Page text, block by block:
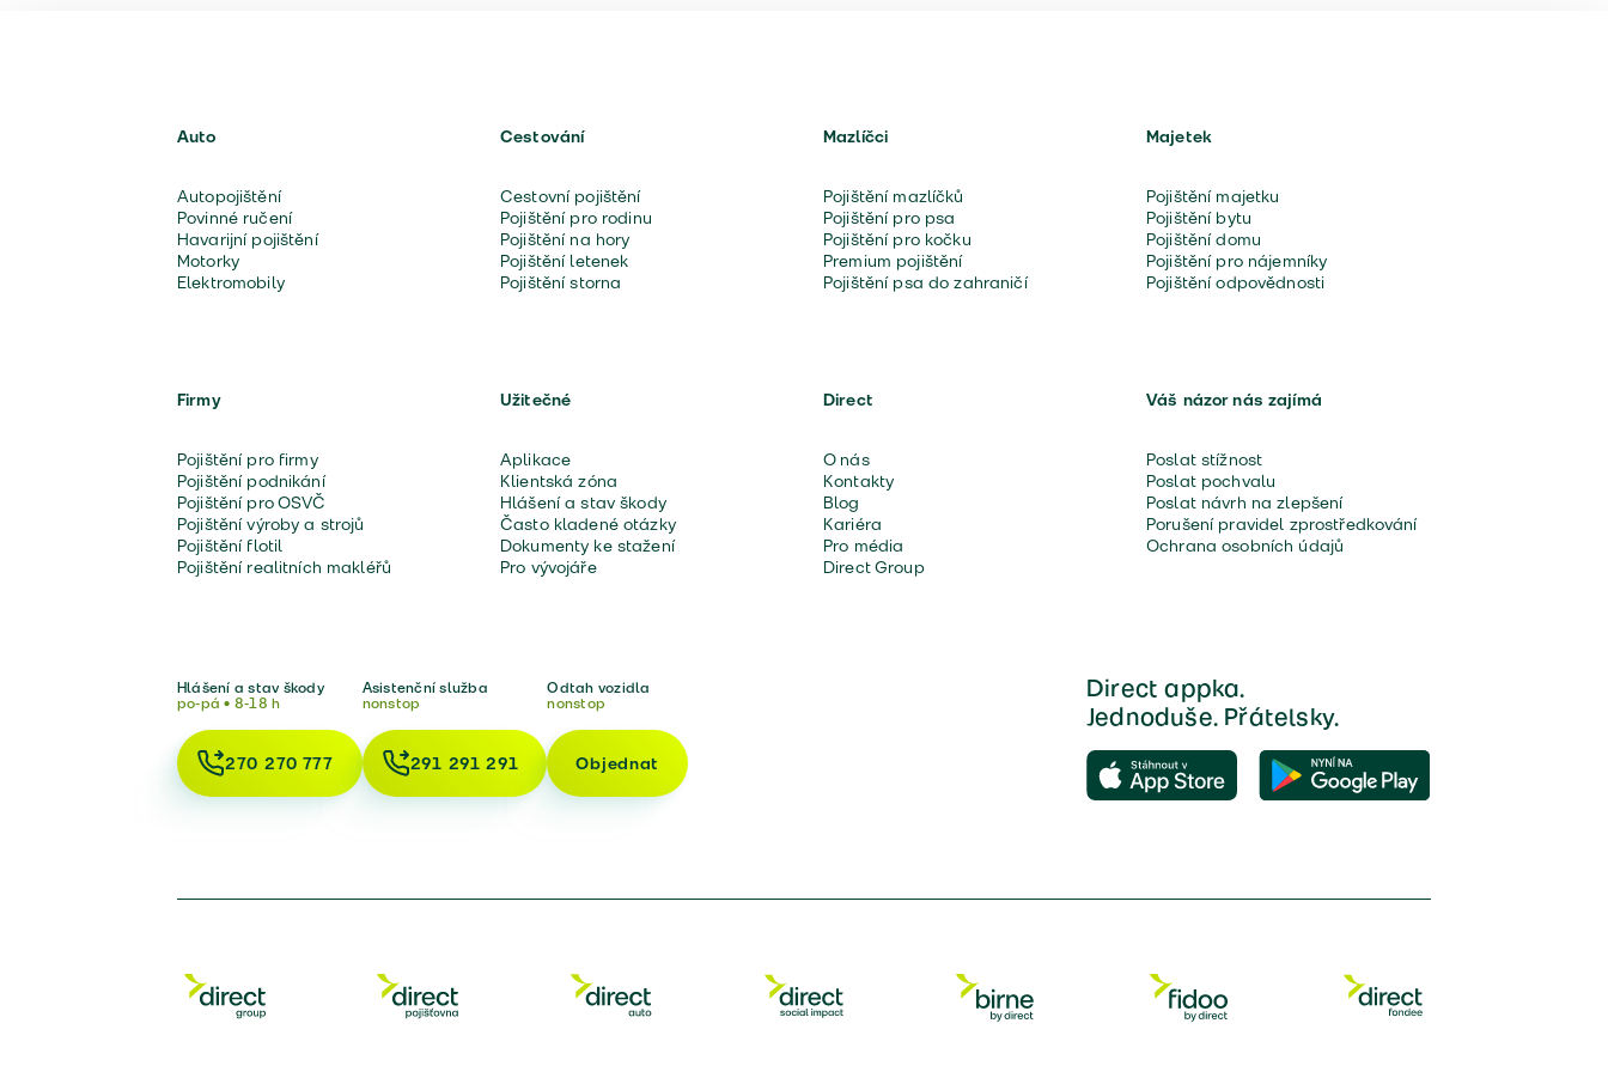
Auto
Autopojištění
Povinné ručení
Havarijní pojištění
Motorky
Elektromobily
Cestování
Cestovní pojištění
Pojištění pro rodinu
Pojištění na hory
Pojištění letenek
Pojištění storna
Mazlíčci
Pojištění mazlíčků
Pojištění pro psa
Pojištění pro kočku
Premium pojištění
Pojištění psa do zahraničí
Majetek
Pojištění majetku
Pojištění bytu
Pojištění domu
Pojištění pro nájemníky
Pojištění odpovědnosti
Firmy
Pojištění pro firmy
Pojištění podnikání
Pojištění pro OSVČ
Pojištění výroby a strojů
Pojištění flotil
Pojištění realitních makléřů
Užitečné
Aplikace
Klientská zóna
Hlášení a stav škody
Často kladené otázky
Dokumenty ke stažení
Pro vývojáře
Direct
O nás
Kontakty
Blog
Kariéra
Pro média
Direct Group
Váš názor nás zajímá
Poslat stížnost
Poslat pochvalu
Poslat návrh na zlepšení
Porušení pravidel zprostředkování
Ochrana osobních údajů
Hlášení a stav škody
po-pá • 8-18 h
270 270 777
Asistenční služba
nonstop
291 291 291
Odtah vozidla
nonstop
Objednat
Direct appka.
Jednoduše. Přátelsky.